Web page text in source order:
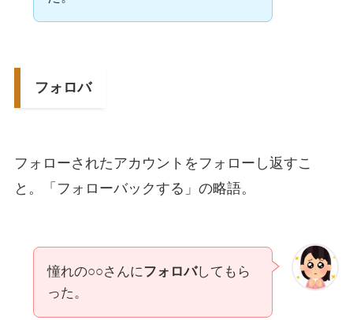
フォロバ
フォローされたアカウントをフォローし返すこ
と。「フォローバックする」の略語。
憧れの○○さんにフォロバしてもら
った。